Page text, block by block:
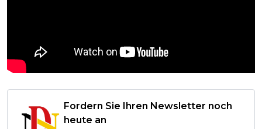
Fordern Sie Ihren Newsletter noch
heute an